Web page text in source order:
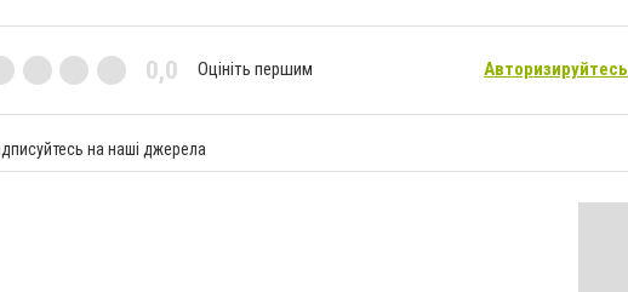
0,0 Оцініть першим Авторизируйтесь
на наші джерела